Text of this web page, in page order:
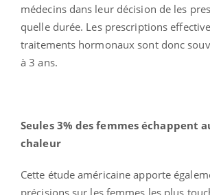
médecins dans leur décision de les
quelle durée. Les prescriptions
traitements hormonaux sont donc
à 3 ans.
Seules 3% des femmes échappent
chaleur
Cette étude américaine apporte
précisions sur les femmes les plus